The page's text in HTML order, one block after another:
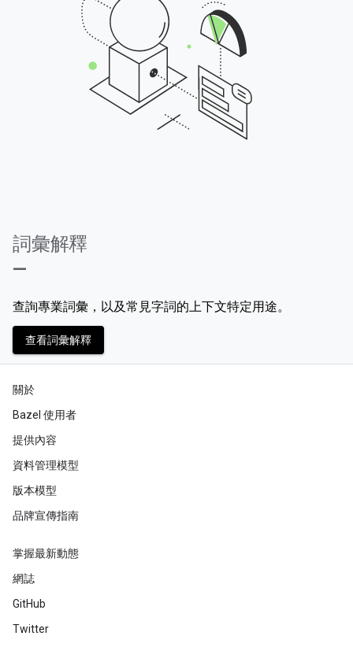
詞彙解釋
—
查詢專業詞彙，以及常見字詞的上下文特定用途。
查看詞彙解釋
關於
Bazel 使用者
提供內容
資料管理模型
版本模型
品牌宣傳指南
掌握最新動態
網誌
GitHub
Twitter